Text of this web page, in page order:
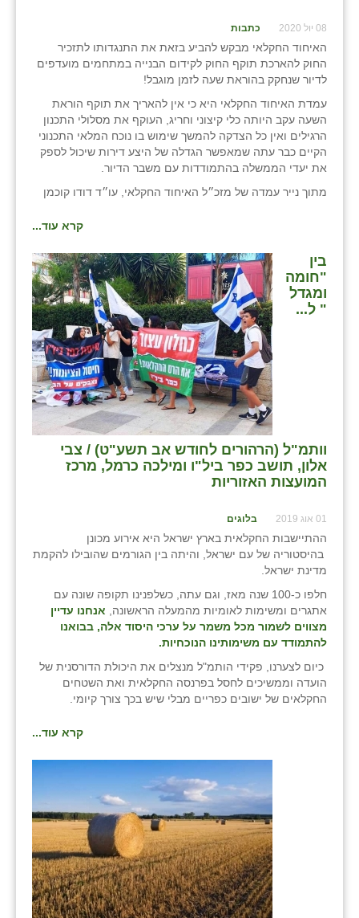
08 יול 2020 כתבות
האיחוד החקלאי מבקש להביע בזאת את התנגדותו לתזכיר
החוק להארכת תוקף החוק לקידום הבנייה במתחמים מועדפים
לדיור שנחקק בהוראת שעה לזמן מוגבל!
עמדת האיחוד החקלאי היא כי אין להאריך את תוקף הוראת
השעה עקב היותה כלי קיצוני וחריג, העוקף את מסלולי התכנון
הרגילים ואין כל הצדקה להמשך שימוש בו נוכח המלאי התכנוני
הקיים כבר עתה שמאפשר הגדלה של היצע דירות שיכול לספק
את יעדי הממשלה בהתמודדות עם משבר הדיור.
מתוך נייר עמדה של מזכ״ל האיחוד החקלאי, עו״ד דודו קוכמן
קרא עוד...
בין
"חומה
ומגדל
" ל...
וותמ"ל (הרהורים לחודש אב תשע"ט) / צבי
אלון, תושב כפר ביל"ו ומילכה כרמל, מרכז
המועצות האזוריות
01 אוג 2019 בלוגים
ההתיישבות החקלאית בארץ ישראל היא אירוע מכונן
בהיסטוריה של עם ישראל, והיתה בין הגורמים שהובילו להקמת
מדינת ישראל.
חלפו כ-100 שנה מאז, וגם עתה, כשלפנינו תקופה שונה עם
אתגרים ומשימות לאומיות מהמעלה הראשונה, אנחנו עדיין
מצווים לשמור מכל משמר על ערכי היסוד אלה, בבואנו
להתמודד עם משימותינו הנוכחיות.
כיום לצערנו, פקידי הותמ"ל מנצלים את היכולת הדורסנית של
הועדה וממשיכים לחסל בפרנסה החקלאית ואת השטחים
החקלאים של ישובים כפריים מבלי שיש בכך צורך קיומי.
קרא עוד...